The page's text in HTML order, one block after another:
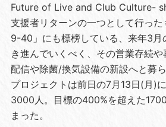
Future of Live and Club Culture-
支援者リターンの一つとして行っ
9-40」にも標榜している、来年3月
き進んでいくべく、その営業存続
配信や除菌/換気設備の新設へと募ら
プロジェクトは前日の7月13日(月)
3000人。目標の400%を超えた
まった。